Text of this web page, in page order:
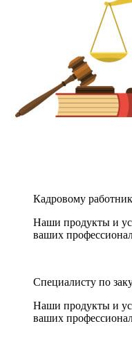
Кадровому
Наши продукты и
ваших
Специалисту по
Наши продукты и
ваших